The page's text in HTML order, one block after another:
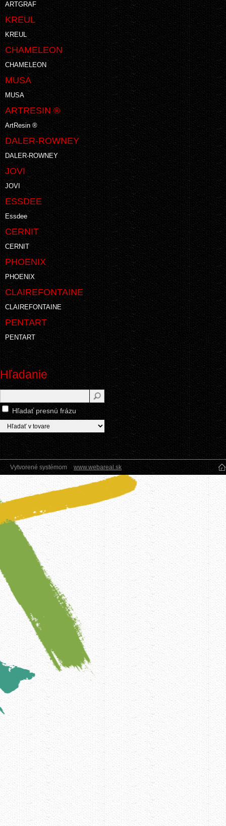
ARTGRAF
KREUL
KREUL
CHAMELEON
CHAMELEON
MUSA
MUSA
ARTRESIN ®
ArtResin ®
DALER-ROWNEY
DALER-ROWNEY
JOVI
JOVI
ESSDEE
Essdee
CERNIT
CERNIT
PHOENIX
PHOENIX
CLAIREFONTAINE
CLAIREFONTAINE
PENTART
PENTART
Hľadanie
Hľadať presnú frázu
Vytvorené systémom www.webareal.sk